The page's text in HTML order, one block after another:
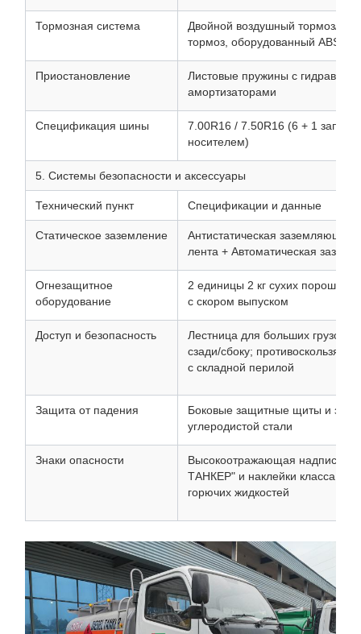
Тормозная система
Двойной воздушный тормоз/
тормоз, оборудованный ABS
Приостановление
Листовые пружины с
амортизаторами
Спецификация шины
7.00R16 / 7.50R16 (6 + 1
носителем)
5. Системы безопасности и аксессуары
Технический пункт Спецификации и данные
Статическое заземление
Антистатическая заземляющая
лента + Автоматическая
Огнезащитное
оборудование
2 единицы 2 кг сухих
с скором выпуском
Доступ и безопасность
Лестница для больших грузов,
сзади/сбоку;
с складной перилой
Защита от падения
Боковые защитные щиты и
углеродистой стали
Знаки опасности
Высокоотражающая надпись
ТАНКЕР" и наклейки класса 3
горючих жидкостей